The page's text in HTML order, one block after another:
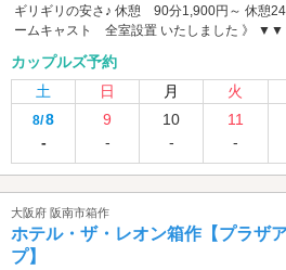
ギリギリの安さ♪ 休憩 90分1,900円～ 休
ームキャスト 全室設置 いたしました 》
カップルズ予約
土
日 月 火
8/8
-
9
-
10
-
11
-
大阪府 阪南市箱作
ホテル・ザ・レオン箱作【プラザ
プ】